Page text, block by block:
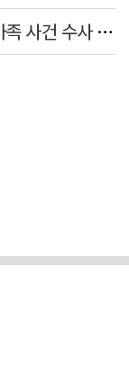
경찰, 9월 초부터 상피제 전격 실시…가족 사건 수사 못해